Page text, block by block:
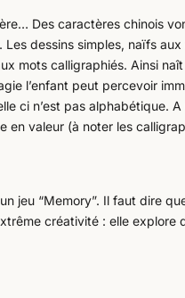
Des caractères chinois
dessins simples, naïfs
mots calligraphiés. Ainsi
l’enfant peut percevoir
ci n’est pas alphabétique.
valeur (à noter les
jeu “Memory”. Il faut dire
créativité : elle explore